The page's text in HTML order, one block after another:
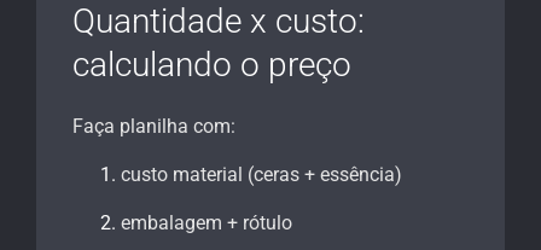
Quantidade x custo:
calculando o preço
Faça planilha com:
custo material (ceras + essência)
embalagem + rótulo